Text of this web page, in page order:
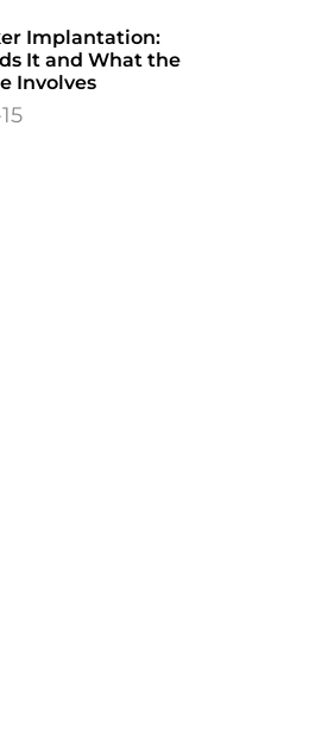
Implantation:
It and What the
Involves